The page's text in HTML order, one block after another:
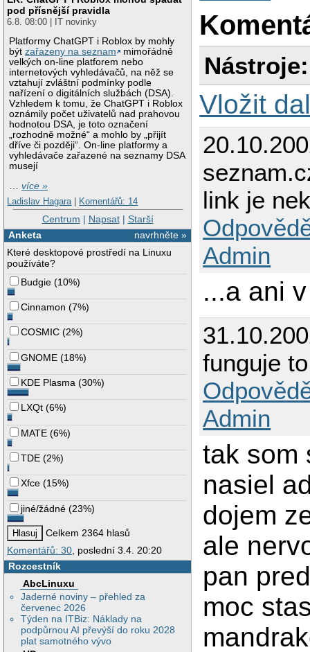
pod přísnější pravidla
6.8. 08:00 | IT novinky
Platformy ChatGPT i Roblox by mohly
býtzařazeny na seznam
mimořádně
velkých on-line platforem nebo
internetových vyhledávačů, na něž se
vztahují zvláštní podmínky podle
nařízení o digitálních službách (DSA).
Vzhledem k tomu, že ChatGPT i Roblox
oznámily počet uživatelů nad prahovou
hodnotou DSA, je toto označení
„rozhodně možné“ a mohlo by „přijít
dříve či později“. On-line platformy a
vyhledávače zařazené na seznamy DSA
musejí
…více »
Ladislav Hagara | Komentářů: 14
Centrum | Napsat| Starší
navrhněte »
Anketa
Které desktopové prostředí na Linuxu
používáte?
Budgie (10%)
Cinnamon (7%)
COSMIC (2%)
GNOME (18%)
KDE Plasma (30%)
LXQt (6%)
MATE (6%)
TDE (2%)
Xfce (15%)
jiné/žádné (23%)
Celkem 2364 hlasů
Komentářů: 30, poslední 3.4. 20:20
Rozcestník
AbcLinuxu
Jaderné noviny – přehled za
červenec 2026
Týden na ITBiz: Náklady na
podpůrnou AI převýší do roku 2028
plat samotného vývo
Nástroje:
Vložit
link je
Admin
...a ani
funguje to
Admin
tak som
nasiel
dojem
ale
pan
moc